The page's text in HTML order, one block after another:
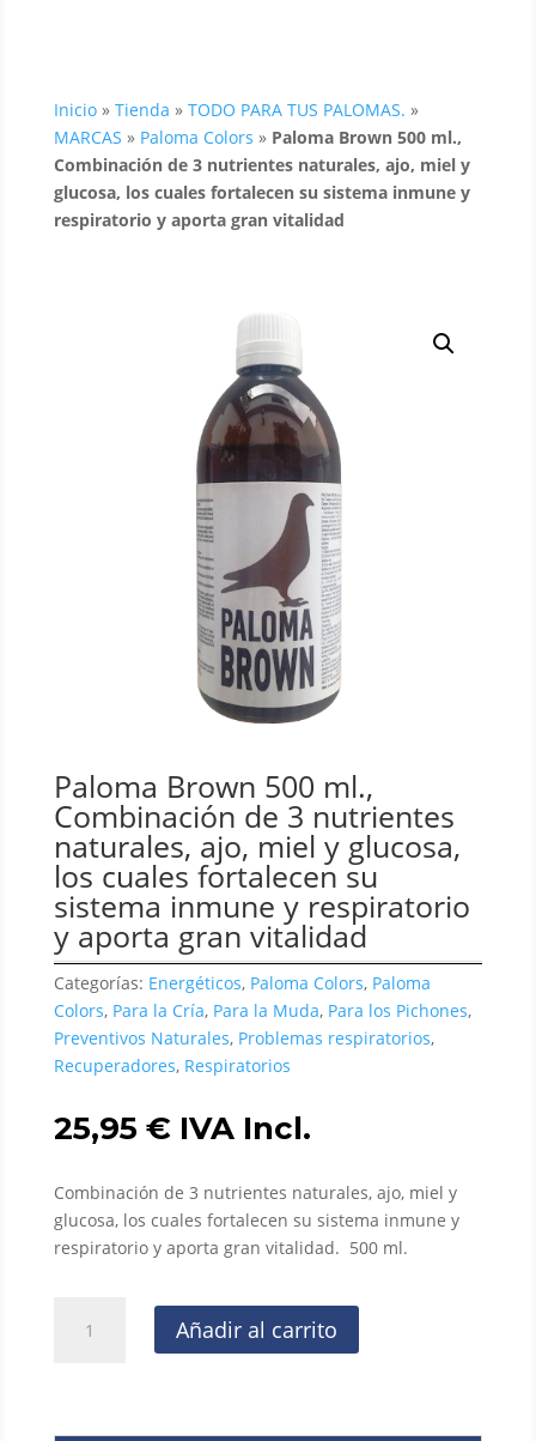
Inicio» Tienda » TODO PARA TUS PALOMAS. »
MARCAS » Paloma Colors » Paloma Brown 500 ml.,
Combinación de 3 nutrientes naturales, ajo, miel y
glucosa, los cuales fortalecen su sistema inmune y
respiratorio y aporta gran vitalidad
Paloma Brown 500 ml.,
Combinación de 3 nutrientes
naturales, ajo, miel y glucosa,
los cuales fortalecen su
sistema inmune y respiratorio
y aporta gran vitalidad
Categorías: Energéticos, Paloma Colors, Paloma
Colors, Para la Cría, Para la Muda, Para los Pichones,
Preventivos Naturales, Problemas respiratorios,
Recuperadores, Respiratorios
25,95 € IVA Incl.
Combinación de 3 nutrientes naturales, ajo, miel y
glucosa, los cuales fortalecen su sistema inmune y
respiratorio y aporta gran vitalidad. 500 ml.
Brown
Añadir al carrito